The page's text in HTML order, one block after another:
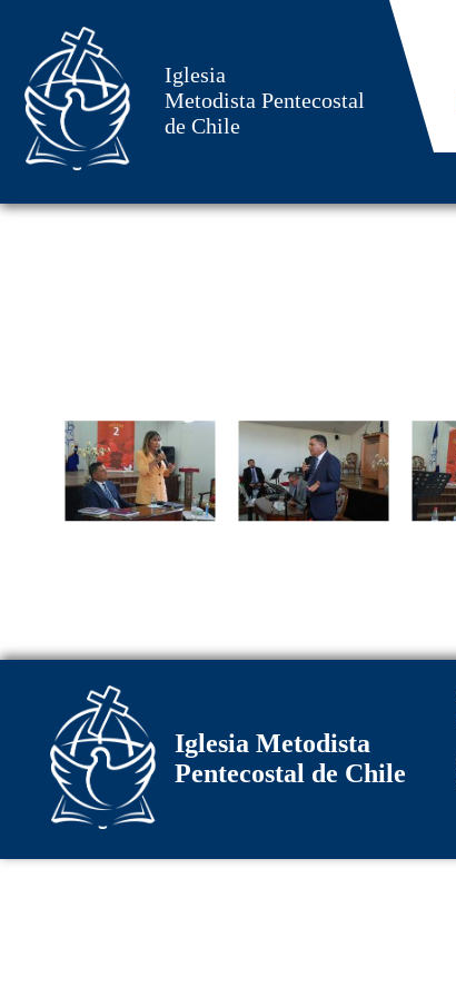
Iglesia
Metodista Pentecostal
de Chile
Iglesia Metodista
Pentecostal de Chile